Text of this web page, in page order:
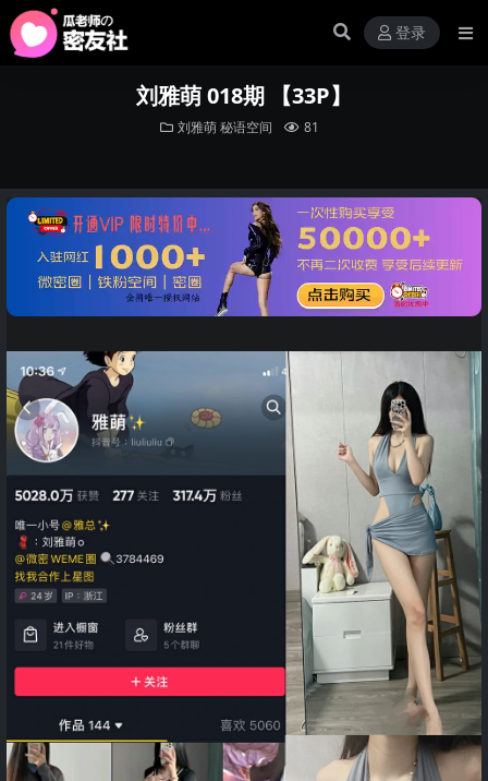
登录
刘雅萌 018期 【33P】
刘雅萌秘语空间 81